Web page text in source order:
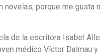
novelas, porque me gusta
de la escritora Isabel
médico Víctor Dalmau